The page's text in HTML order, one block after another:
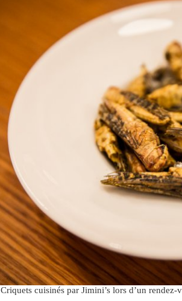
Criquets cuisinés par Jimini’s lors d’un